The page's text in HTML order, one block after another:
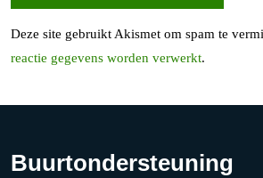
Deze site gebruikt Akismet om spam te
reactie gegevens worden verwerkt.
Buurtondersteuning